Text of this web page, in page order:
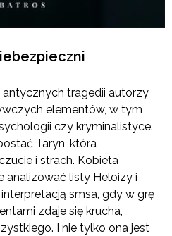
tragedii autorzy
elementów, w tym
czy kryminalistyce.
Taryn, która
i strach. Kobieta
analizować listy Heloizy i
smsa, gdy w grę
zdaje się krucha,
I nie tylko ona jest